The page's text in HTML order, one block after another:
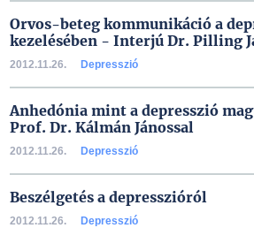
Orvos-beteg kommunikáció a
kezelésében - Interjú Dr. Pilling
2012.11.26. Depresszió
Anhedónia mint a depresszió
Prof. Dr. Kálmán Jánossal
2012.11.26. Depresszió
Beszélgetés a depresszióról
2012.11.26. Depresszió